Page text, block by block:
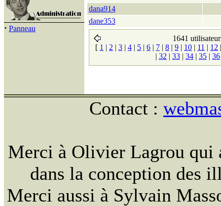
· Panneau
dana914
dane353
1641
[ 1 | 2 | 3 | 4 | 5 | 6 | 7 | 8 | 9 | 10 | 11 | 12
| 32 | 33 | 34 | 35 | 36
Contact :
Merci à Olivier Lagrou qui
dans la conception des
Merci aussi à Sylvain